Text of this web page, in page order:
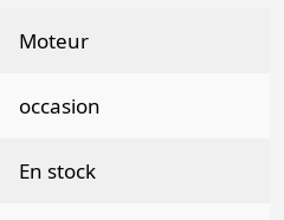
Moteur
occasion
En stock